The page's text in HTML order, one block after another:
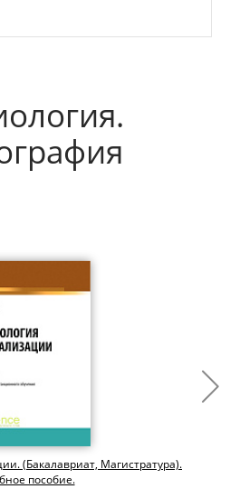
(Бакалавриат, Магистратура).
пособие.